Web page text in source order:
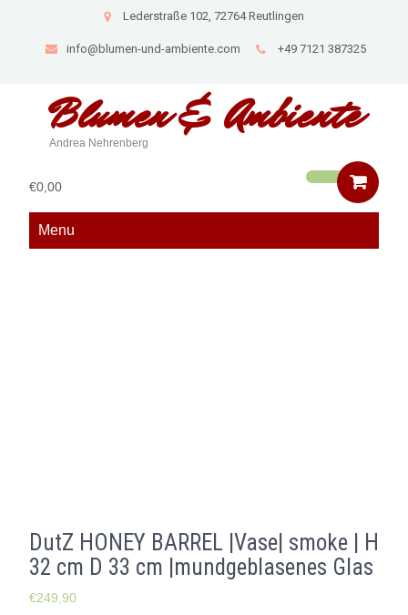
Lederstraße 102, 72764 Reutlingen
info@blumen-und-ambiente.com +49 7121 387325
Blumen &Ambiente
Andrea Nehrenberg
€0,00
Menu
DutZ HONEY BARREL |Vase| smoke | H
32 cm D 33 cm |mundgeblasenes Glas
€249,90